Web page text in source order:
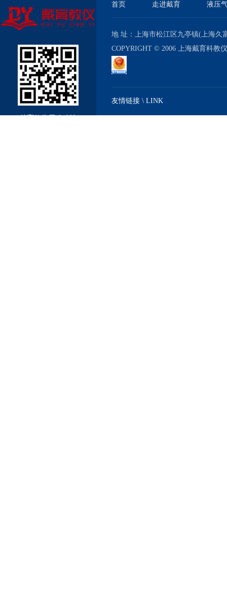
首页 走进戴育 液压
地 址：上海市松江区九亭镇(上海
COPYRIGHT © 2006 上海戴育科
友情链接 \ LINK